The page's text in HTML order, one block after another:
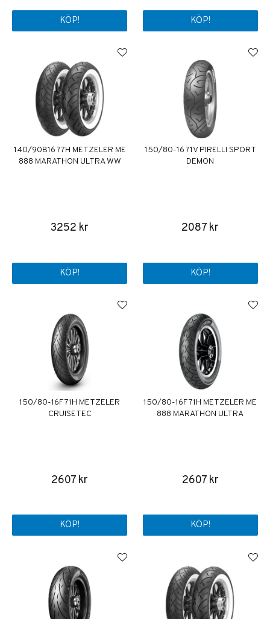
KÖP! KÖP!
140/90B16 77H METZELER ME
888 MARATHON ULTRA WW
3252 kr
KÖP!
150/80-16 71V PIRELLI SPORT
DEMON
2087 kr
KÖP!
150/80-16F 71H METZELER
CRUISETEC
2607 kr
KÖP!
150/80-16F 71H METZELER ME
888 MARATHON ULTRA
2607 kr
KÖP!